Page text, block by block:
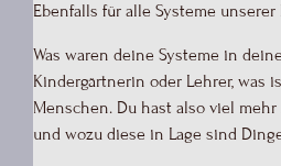
Ebenfalls für alle Systeme
Was waren deine Systeme in
Kindergärtnerin oder Lehrer, was
Menschen. Du hast also viel
und wozu diese in Lage sind